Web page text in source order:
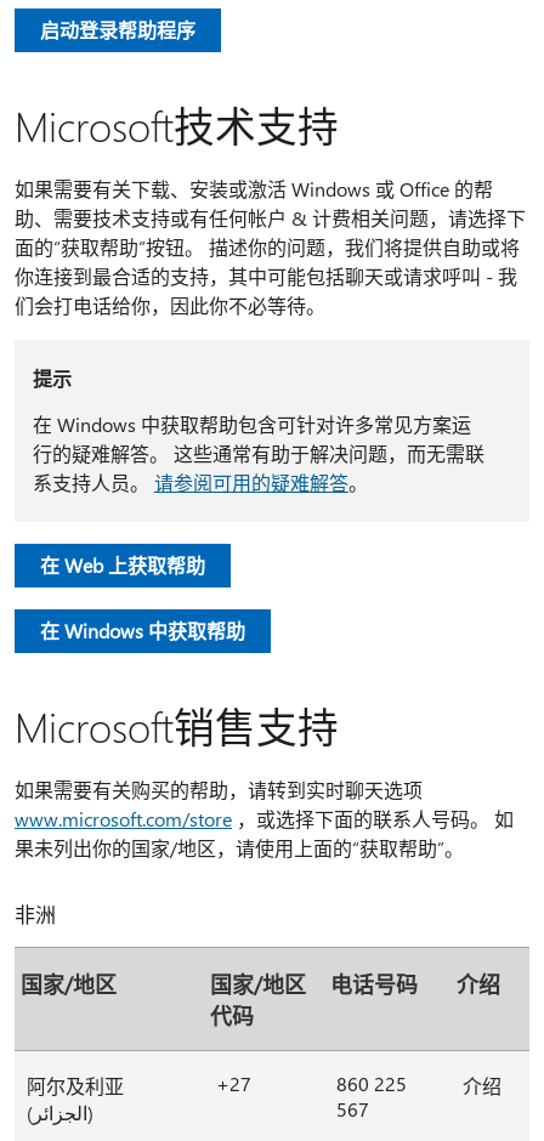
启动登录帮助程序
Microsoft技术支持
如果需要有关下载、安装或激活 Windows 或 Office 的帮
助、需要技术支持或有任何帐户 & 计费相关问题，请选择下
面的“获取帮助”按钮。 描述你的问题，我们将提供自助或将
你连接到最合适的支持，其中可能包括聊天或请求呼叫 - 我
们会打电话给你，因此你不必等待。
提示
在 Windows 中获取帮助包含可针对许多常见方案运
行的疑难解答。 这些通常有助于解决问题，而无需联
系支持人员。 请参阅可用的疑难解答。
在 Web 上获取帮助
在 Windows 中获取帮助
Microsoft销售支持
如果需要有关购买的帮助，请转到实时聊天选项
www.microsoft.com/store ，或选择下面的联系人号码。 如
果未列出你的国家/地区，请使用上面的“获取帮助”。
非洲
国家/地区
国家/地区
代码
电话号码 介绍
阿尔及利亚
(الجزائر)
+27
860 225
567
介绍